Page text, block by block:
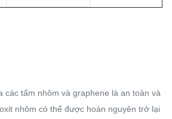
các tấm nhôm và graphene là an toàn và
nhôm có thể được hoàn nguyên trở lại